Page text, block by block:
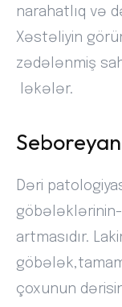
narahatlıq və
Xəstəliyin
zədələnmiş
ləkələr.
Dəri
göbələklərinin-
artmasıdır.
çoxunun